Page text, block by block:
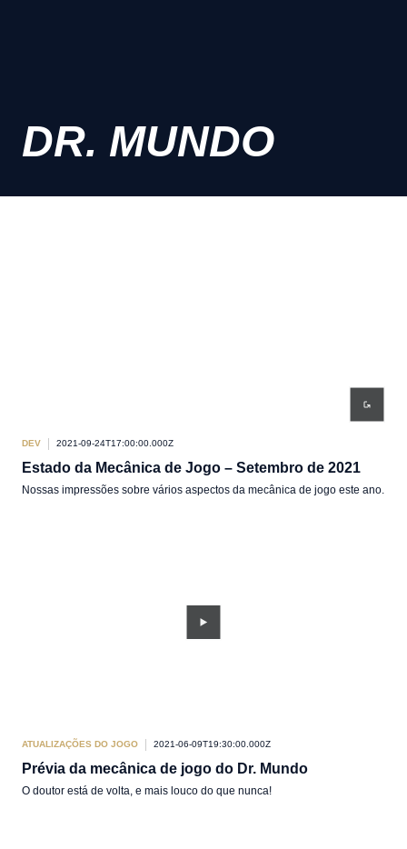
DR. MUNDO
DEV 2021-09-24T17:00:00.000Z
Estado da Mecânica de Jogo – Setembro de 2021
Nossas impressões sobre vários aspectos da mecânica de jogo este ano.
ATUALIZAÇÕES DO JOGO 2021-06-09T19:30:00.000Z
Prévia da mecânica de jogo do Dr. Mundo
O doutor está de volta, e mais louco do que nunca!